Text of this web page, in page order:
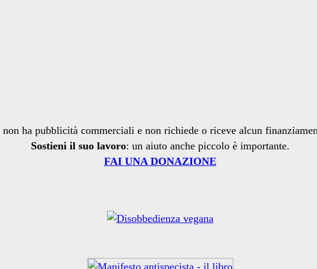
non ha pubblicità commerciali e non richiede o riceve alcun
Sostieni il suo lavoro: un aiuto anche piccolo è importante.
FAI UNA DONAZIONE